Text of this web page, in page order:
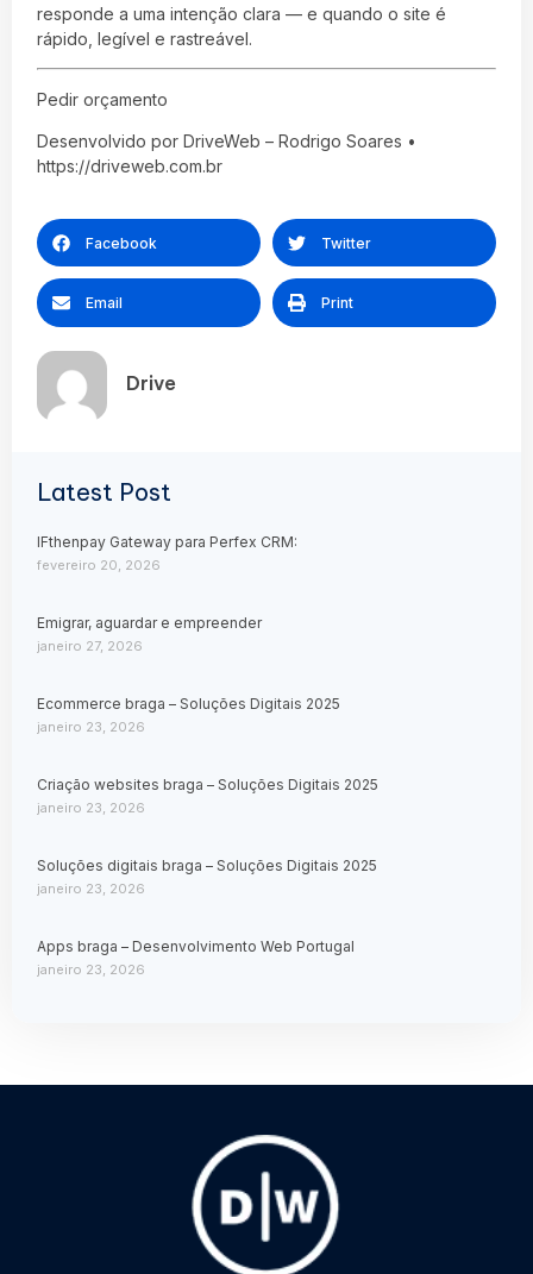
responde a uma intenção clara — e quando o site é
rápido, legível e rastreável.
Pedir orçamento
Desenvolvido por DriveWeb – Rodrigo Soares •
https://driveweb.com.br
Facebook Twitter
Email Print
Drive
Latest Post
IFthenpay Gateway para Perfex CRM:
fevereiro 20, 2026
Emigrar, aguardar e empreender
janeiro 27, 2026
Ecommerce braga – Soluções Digitais 2025
janeiro 23, 2026
Criação websites braga – Soluções Digitais 2025
janeiro 23, 2026
Soluções digitais braga – Soluções Digitais 2025
janeiro 23, 2026
Apps braga – Desenvolvimento Web Portugal
janeiro 23, 2026